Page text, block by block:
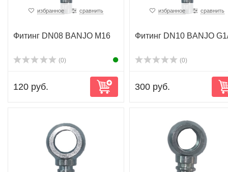
избранное сравнить
Фитинг DN08 BANJO M16
(0)
120 руб.
избранное сравнить
Фитинг DN10 BANJO
(0)
300 руб.